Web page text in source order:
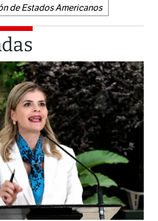
de Estados Americanos